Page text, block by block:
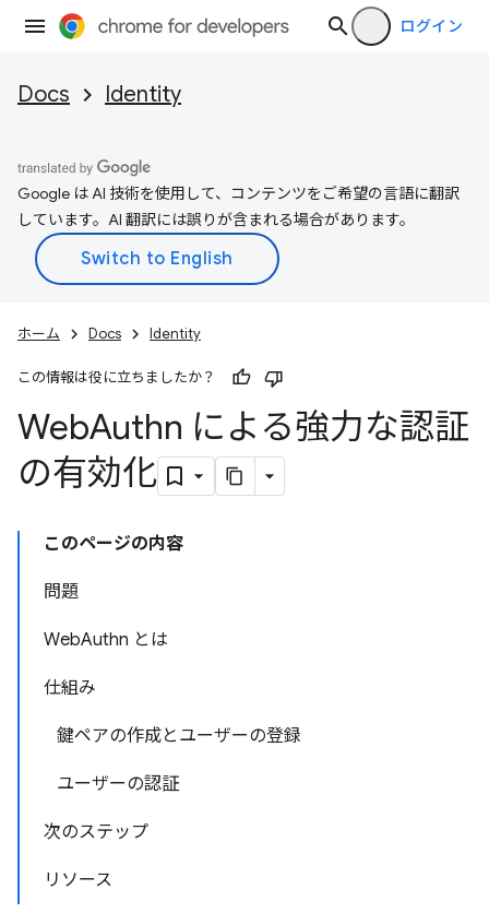
ログイン
Docs Identity
Google は AI 技術を使用して、コンテンツをご希望の言語に翻訳
しています。AI 翻訳には誤りが含まれる場合があります。
ホーム Docs Identity
この情報は役に立ちましたか？
WebAuthn による強力な認証
の有効化
このページの内容
問題
WebAuthn とは
仕組み
鍵ペアの作成とユーザーの登録
ユーザーの認証
次のステップ
リソース